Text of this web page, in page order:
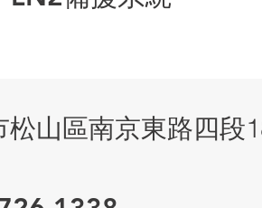
松山區南京東路四段